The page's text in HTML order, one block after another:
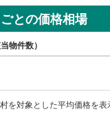
との価格相場
物件数）
を対象とした平均価格を表